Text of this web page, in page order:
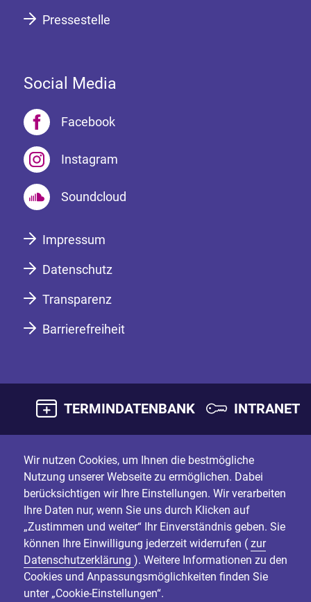
Pressestelle
Social Media
Facebook
Instagram
Soundcloud
Impressum
Datenschutz
Transparenz
Barrierefreiheit
TERMINDATENBANK INTRANET
Wir nutzen Cookies, um Ihnen die bestmögliche
Nutzung unserer Webseite zu ermöglichen. Dabei
berücksichtigen wir Ihre Einstellungen. Wir verarbeiten
Ihre Daten nur, wenn Sie uns durch Klicken auf
„Zustimmen und weiter“ Ihr Einverständnis geben. Sie
können Ihre Einwilligung jederzeit widerrufen ( zur
Datenschutzerklärung ). Weitere Informationen zu den
Cookies und Anpassungsmöglichkeiten finden Sie
unter „Cookie-Einstellungen“.